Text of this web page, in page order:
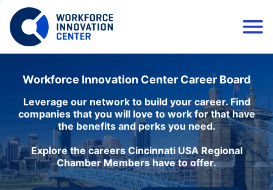
Workforce Innovation Center Career Board
Leverage our network to build your career. Find
companies that you will love to work for that have
the benefits and perks you need.
Explore the careers Cincinnati USA Regional
Chamber Members have to offer.